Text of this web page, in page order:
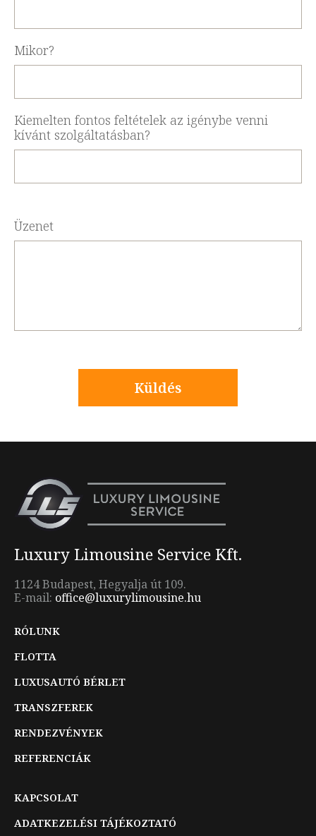
Mikor?
Kiemelten fontos feltételek az igénybe venni
kívánt szolgáltatásban?
Üzenet
Küldés
Luxury Limousine Service Kft.
1124 Budapest, Hegyalja út 109.
E-mail: office@luxurylimousine.hu
RÓLUNK
FLOTTA
LUXUSAUTÓ BÉRLET
TRANSZFEREK
RENDEZVÉNYEK
REFERENCIÁK
KAPCSOLAT
ADATKEZELÉSI TÁJÉKOZTATÓ